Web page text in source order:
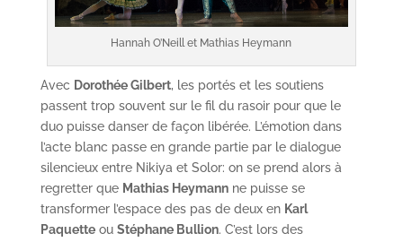
Hannah O’Neill et Mathias Heymann
Avec Dorothée Gilbert, les portés et les soutiens
passent trop souvent sur le fil du rasoir pour que le
duo puisse danser de façon libérée. L’émotion dans
l’acte blanc passe en grande partie par le dialogue
silencieux entre Nikiya et Solor: on se prend alors à
regretter que Mathias Heymannne puisse se
transformer l’espace des pas de deux en Karl
Paquetteou Stéphane Bullion. C’est lors des